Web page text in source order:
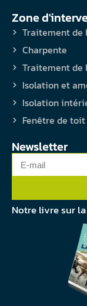
Zone
Traitement de
Charpente
Traitement de
Isolation et
Isolation
Fenêtre de
Newsletter
Notre livre sur